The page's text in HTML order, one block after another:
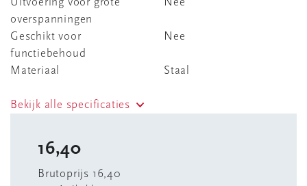
Uitvoering voor grote
overspanningen
Nee
Geschikt voor
functiebehoud
Nee
Materiaal Staal
Bekijk alle specificaties
16,40
Brutoprijs 16,40